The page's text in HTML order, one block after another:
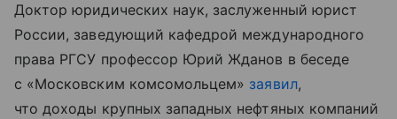
Доктор юридических наук, заслуженный юрист
России, заведующий кафедрой международного
права РГСУ профессор Юрий Жданов в беседе
с «Московским комсомольцем» заявил,
что доходы крупных западных нефтяных компаний